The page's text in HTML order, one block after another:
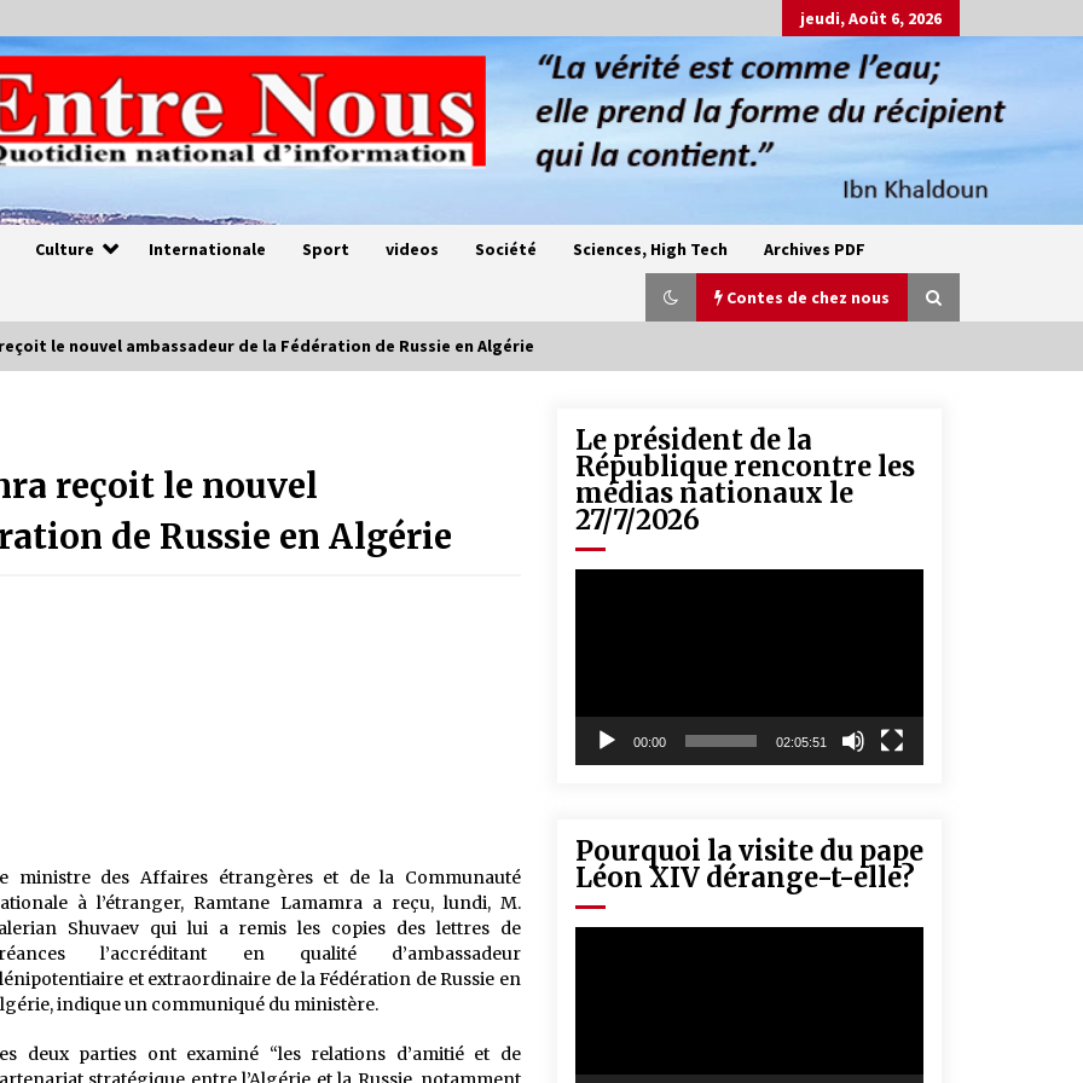
jeudi, Août 6, 2026
Culture Internationale Sport videos Société Sciences, High Tech Archives PDF
Contes de chez nous
Oum el Gaïla / L’ogresse du M’zab
4 ans ago
Quand on va vite
5 ans ago
le nouvel ambassadeur de la Fédération de Russie en Algérie
reçoit le nouvel
de Russie en Algérie
ministre des Affaires étrangères et de la Communauté
à l’étranger, Ramtane Lamamra a reçu, lundi, M.
Shuvaev qui lui a remis les copies des lettres de
l’accréditant en qualité d’ambassadeur
et extraordinaire de la Fédération de Russie en
indique un communiqué du ministère.
deux parties ont examiné “les relations d’amitié et de
Le président de la
République rencontre les
médias nationaux le
27/7/2026
00:00 02:05:51
Pourquoi la visite du pape
Léon XIV dérange-t-elle?